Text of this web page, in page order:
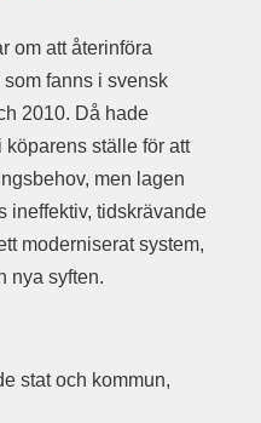
om att återinföra
fanns i svensk
2010. Då hade
köparens ställe för att
men lagen
ineffektiv, tidskrävande
moderniserat system,
nya syften.
stat och kommun,